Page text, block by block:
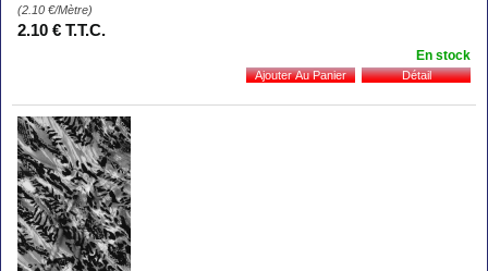
(2.10 €/Mètre)
2.10 € T.T.C.
En stock